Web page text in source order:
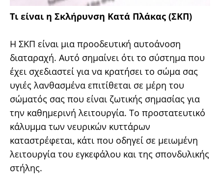
Τι είναι η Σκλήρυνση Κατά Πλάκας (ΣΚΠ)
Η ΣΚΠ είναι μια προοδευτική αυτοάνοση
διαταραχή. Αυτό σημαίνει ότι το σύστημα που
έχει σχεδιαστεί για να κρατήσει το σώμα σας
υγιές λανθασμένα επιτίθεται σε μέρη του
σώματός σας που είναι ζωτικής σημασίας για
την καθημερινή λειτουργία. Το προστατευτικό
κάλυμμα των νευρικών κυττάρων
καταστρέφεται, κάτι που οδηγεί σε μειωμένη
λειτουργία του εγκεφάλου και της σπονδυλικής
στήλης.